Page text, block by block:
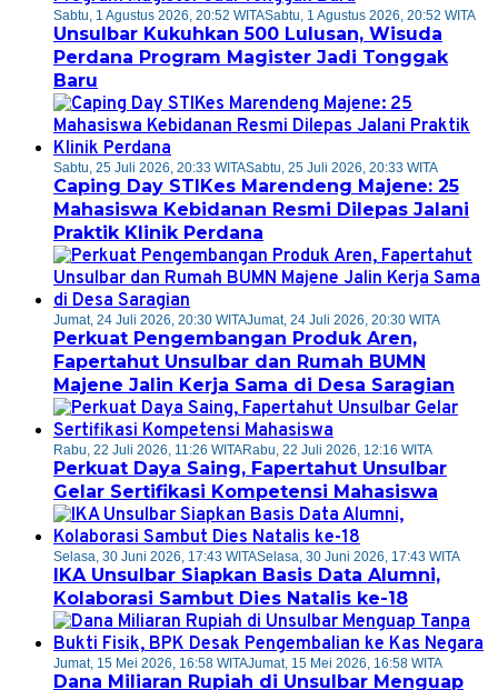
Sabtu, 1 Agustus 2026, 20:52 WITASabtu, 1 Agustus 2026, 20:52 WITA
Unsulbar Kukuhkan 500 Lulusan, Wisuda
Perdana Program Magister Jadi Tonggak
Baru
Sabtu, 25 Juli 2026, 20:33 WITASabtu, 25 Juli 2026, 20:33 WITA
Caping Day STIKes Marendeng Majene: 25
Mahasiswa Kebidanan Resmi Dilepas Jalani
Praktik Klinik Perdana
Jumat, 24 Juli 2026, 20:30 WITAJumat, 24 Juli 2026, 20:30 WITA
Perkuat Pengembangan Produk Aren,
Fapertahut Unsulbar dan Rumah BUMN
Majene Jalin Kerja Sama di Desa Saragian
Rabu, 22 Juli 2026, 11:26 WITARabu, 22 Juli 2026, 12:16 WITA
Perkuat Daya Saing, Fapertahut Unsulbar
Gelar Sertifikasi Kompetensi Mahasiswa
Selasa, 30 Juni 2026, 17:43 WITASelasa, 30 Juni 2026, 17:43 WITA
IKA Unsulbar Siapkan Basis Data Alumni,
Kolaborasi Sambut Dies Natalis ke-18
Jumat, 15 Mei 2026, 16:58 WITAJumat, 15 Mei 2026, 16:58 WITA
Dana Miliaran Rupiah di Unsulbar Menguap